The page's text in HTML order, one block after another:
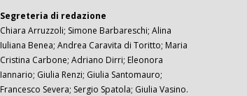
Segreteria di redazione
Chiara Arruzzoli; Simone Barbareschi; Alina
Iuliana Benea; Andrea Caravita di Toritto; Maria
Cristina Carbone; Adriano Dirri; Eleonora
Iannario; Giulia Renzi; Giulia Santomauro;
Francesco Severa; Sergio Spatola; Giulia Vasino.